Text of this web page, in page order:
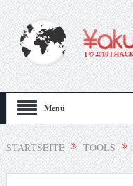
Menü
STARTSEITE TOOLS